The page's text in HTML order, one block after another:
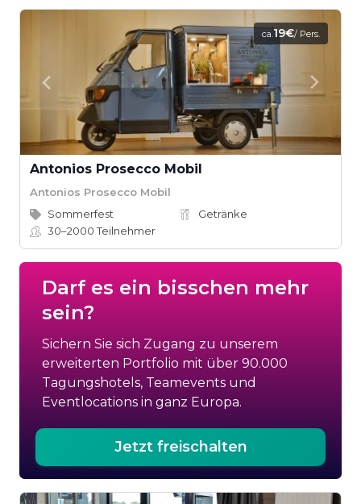
ca.19€/ Pers.
Antonios Prosecco Mobil
Antonios Prosecco Mobil
Sommerfest
Getränke
30–2000Teilnehmer
Darf es ein bisschen mehr
sein?
Sichern Sie sich Zugang zu unserem
erweiterten Portfolio mit über 90.000
Tagungshotels, Teamevents und
Eventlocations in ganz Europa.
Jetzt freischalten